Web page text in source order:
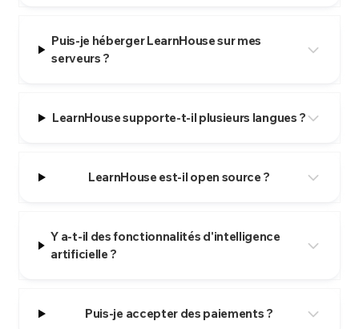
Puis-je héberger LearnHouse sur mes
serveurs ?
LearnHouse supporte-t-il plusieurs langues ?
LearnHouse est-il open source ?
Y a-t-il des fonctionnalités d'intelligence
artificielle ?
Puis-je accepter des paiements ?